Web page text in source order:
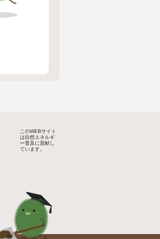
このWEBサイト
は自然エネルギ
ー普及に貢献し
ています。